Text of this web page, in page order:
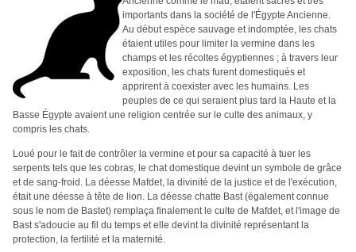
importants dans la société de l'Égypte Ancienne.
Au début espèce sauvage et indomptée, les chats
étaient utiles pour limiter la vermine dans les
champs et les récoltes égyptiennes ; à travers leur
exposition, les chats furent domestiqués et
apprirent à coexister avec les humains. Les
peuples de ce qui seraient plus tard la Haute et la
Basse Égypte avaient une religion centrée sur le culte des animaux, y
compris les chats.
Loué pour le fait de contrôler la vermine et pour sa capacité à tuer les
serpents tels que les cobras, le chat domestique devint un symbole de grâce
et de sang-froid. La déesse Mafdet, la divinité de la justice et de l'exécution,
était une déesse à tête de lion. La déesse chatte Bast (également connue
sous le nom de Bastet) remplaça finalement le culte de Mafdet, et l'image de
Bast s'adoucie au fil du temps et elle devint la divinité représentant la
protection, la fertilité et la maternité.